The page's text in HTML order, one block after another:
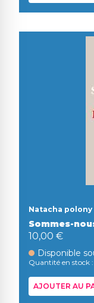
Natacha polony
Sommes-
10,00 €
Disponible
Quantité en stock
AJOUTER AU